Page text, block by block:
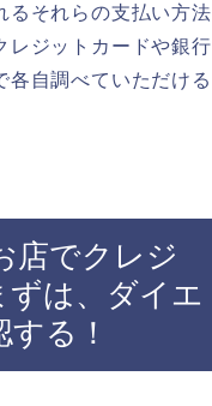
るそれらの支払い方法
レジットカードや銀行
各自調べていただける
店でクレジ
は、ダイエ
る！